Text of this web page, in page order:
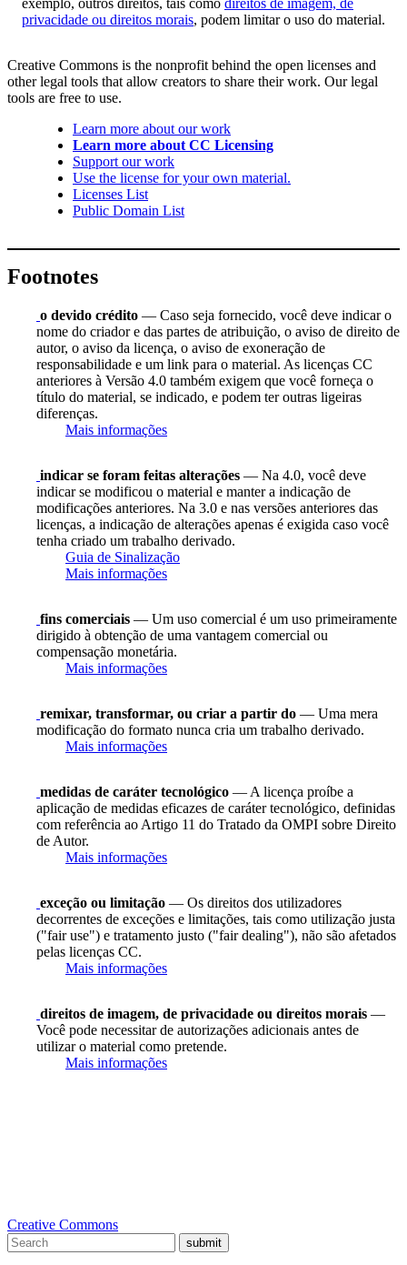
exemplo, outros direitos, tais como direitos de imagem, de
privacidade ou direitos morais, podem limitar o uso do material.
Creative Commons is the nonprofit behind the open licenses and
other legal tools that allow creators to share their work. Our legal
tools are free to use.
Learn more about our work
Learn more about CC Licensing
Support our work
Use the license for your own material.
Licenses List
Public Domain List
Footnotes
o devido crédito — Caso seja fornecido, você deve indicar o
nome do criador e das partes de atribuição, o aviso de direito de
autor, o aviso da licença, o aviso de exoneração de
responsabilidade e um link para o material. As licenças CC
anteriores à Versão 4.0 também exigem que você forneça o
título do material, se indicado, e podem ter outras ligeiras
diferenças.
Mais informações
indicar se foram feitas alterações — Na 4.0, você deve
indicar se modificou o material e manter a indicação de
modificações anteriores. Na 3.0 e nas versões anteriores das
licenças, a indicação de alterações apenas é exigida caso você
tenha criado um trabalho derivado.
Guia de Sinalização
Mais informações
fins comerciais — Um uso comercial é um uso primeiramente
dirigido à obtenção de uma vantagem comercial ou
compensação monetária.
Mais informações
remixar, transformar, ou criar a partir do — Uma mera
modificação do formato nunca cria um trabalho derivado.
Mais informações
medidas de caráter tecnológico — A licença proíbe a
aplicação de medidas eficazes de caráter tecnológico, definidas
com referência ao Artigo 11 do Tratado da OMPI sobre Direito
de Autor.
Mais informações
exceção ou limitação — Os direitos dos utilizadores
decorrentes de exceções e limitações, tais como utilização justa
("fair use") e tratamento justo ("fair dealing"), não são afetados
pelas licenças CC.
Mais informações
direitos de imagem, de privacidade ou direitos morais —
Você pode necessitar de autorizações adicionais antes de
utilizar o material como pretende.
Mais informações
Creative Commons
submit